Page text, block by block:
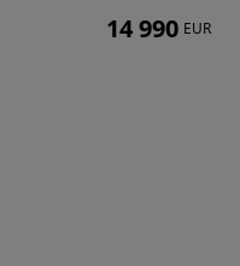
14 990 EUR